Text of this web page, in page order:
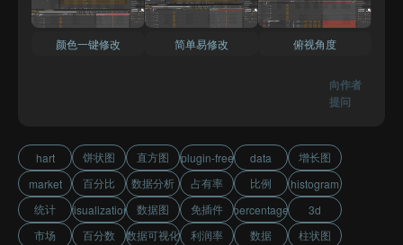
颜色一键修改 简单易修改 俯视角度
向作者
提问
hart 饼状图 直方图 plugin-free data
增长图
market
百分比 数据分析 占有率 比例
histogram
统计
visualization 数据图 免插件 percentage
3d
市场
百分数 数据可视化 利润率 数据
柱状图